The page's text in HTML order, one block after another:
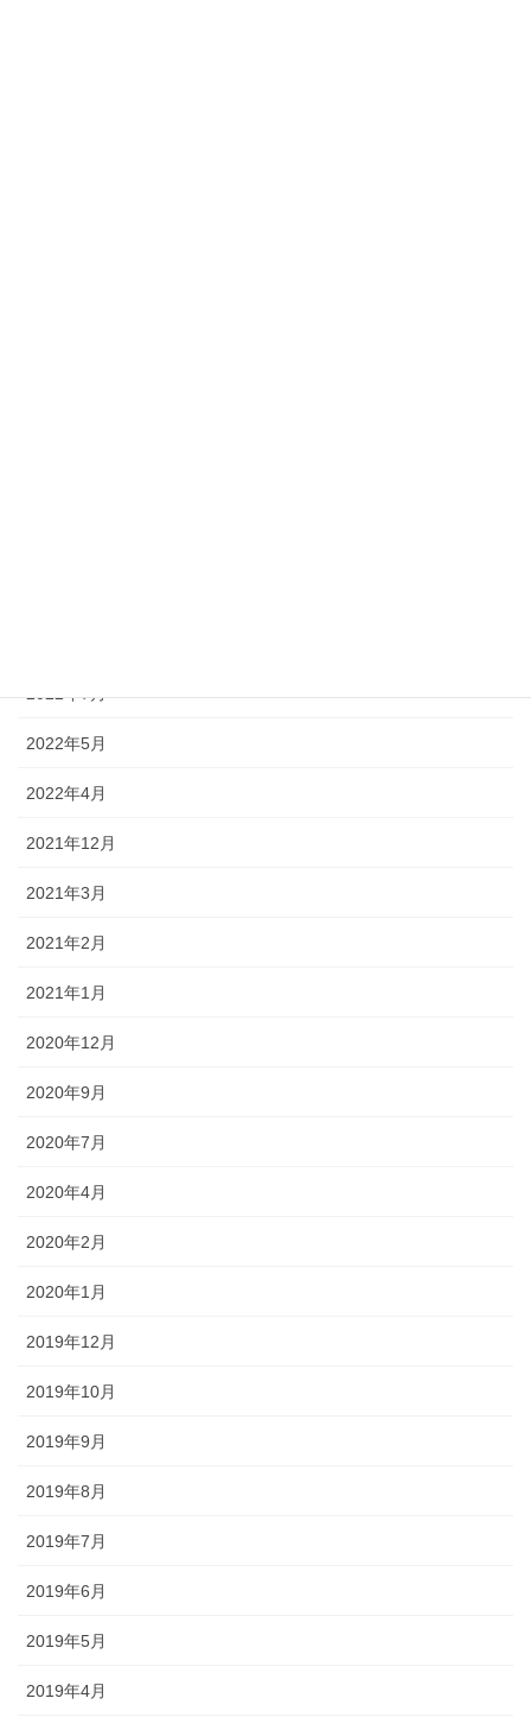
2022年7月
2022年5月
2022年4月
2021年12月
2021年3月
2021年2月
2021年1月
2020年12月
2020年9月
2020年7月
2020年4月
2020年2月
2020年1月
2019年12月
2019年10月
2019年9月
2019年8月
2019年7月
2019年6月
2019年5月
2019年4月